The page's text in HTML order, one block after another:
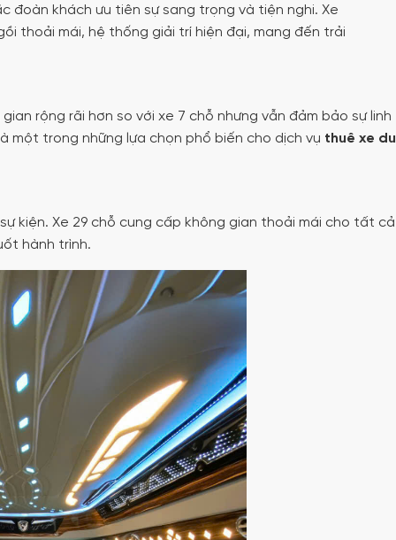
đoàn khách ưu tiên sự sang trọng và tiện nghi. Xe
thoải mái, hệ thống giải trí hiện đại, mang đến trải
rộng rãi hơn so với xe 7 chỗ nhưng vẫn đảm bảo sự linh
một trong những lựa chọn phổ biến cho dịch vụ thuê xe du
kiện. Xe 29 chỗ cung cấp không gian thoải mái cho tất cả
hành trình.